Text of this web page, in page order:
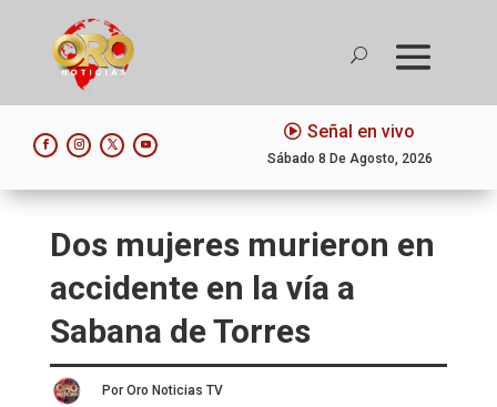
Señal en vivo
Sábado 8 De Agosto, 2026
Dos mujeres murieron en
accidente en la vía a
Sabana de Torres
Por Oro Noticias TV